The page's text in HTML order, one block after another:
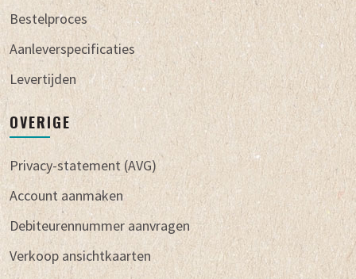
Bestelproces
Aanleverspecificaties
Levertijden
OVERIGE
Privacy-statement (AVG)
Account aanmaken
Debiteurennummer aanvragen
Verkoop ansichtkaarten